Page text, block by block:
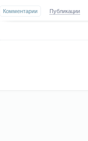
Комментарии Публикации